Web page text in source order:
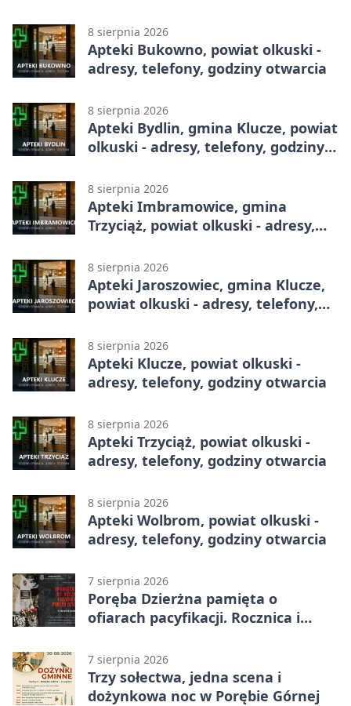
8 sierpnia 2026
Apteki Bukowno, powiat olkuski -
adresy, telefony, godziny otwarcia
8 sierpnia 2026
Apteki Bydlin, gmina Klucze, powiat
olkuski - adresy, telefony, godziny
8 sierpnia 2026
Apteki Imbramowice, gmina
Trzyciąż, powiat olkuski - adresy,
8 sierpnia 2026
Apteki Jaroszowiec, gmina Klucze,
powiat olkuski - adresy, telefony,
8 sierpnia 2026
Apteki Klucze, powiat olkuski -
adresy, telefony, godziny otwarcia
8 sierpnia 2026
Apteki Trzyciąż, powiat olkuski -
adresy, telefony, godziny otwarcia
8 sierpnia 2026
Apteki Wolbrom, powiat olkuski -
adresy, telefony, godziny otwarcia
7 sierpnia 2026
Poręba Dzierżna pamięta o
ofiarach pacyfikacji. Rocznica i
7 sierpnia 2026
Trzy sołectwa, jedna scena i
dożynkowa noc w Porębie Górnej